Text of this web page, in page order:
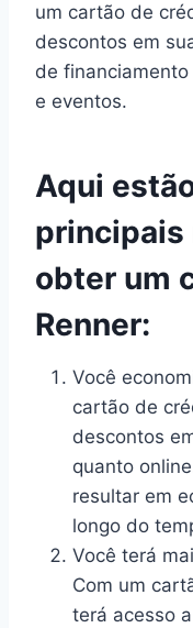
um cartão de
descontos em
de
e eventos.
Aqui
principais
obter um
Renner:
Você
cartão de
descontos
quanto
resultar em
longo do
Você terá
Com um
terá acesso